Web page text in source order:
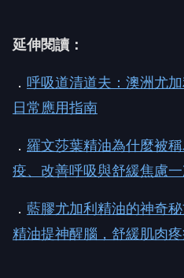
延伸閱讀：
． 呼吸道清道夫：澳洲尤
日常應用指南
． 羅文莎葉精油為什麼被
疫、改善呼吸與舒緩焦慮
． 藍膠尤加利精油的神奇
精油提神醒腦，舒緩肌肉疼